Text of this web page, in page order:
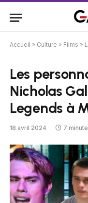
Accueil » Culture » Films »
Les
Nicholas
Legends à
18 avril 2024 7